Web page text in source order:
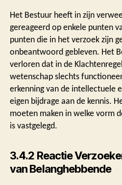
Het Bestuur heeft in zijn
gereageerd op enkele punten
punten die in het verzoek zijn
onbeantwoord gebleven. Het
verloren dat in de
wetenschap slechts
erkenning van de intellectuele
eigen bijdrage aan de kennis.
moeten maken in welke vorm
is vastgelegd.
3.4.2 Reactie
van Belanghebbende